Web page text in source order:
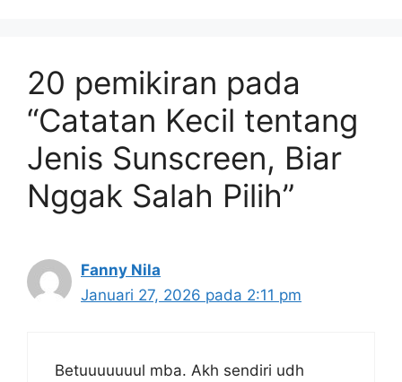
20 pemikiran pada
“Catatan Kecil tentang
Jenis Sunscreen, Biar
Nggak Salah Pilih”
Fanny Nila
Januari 27, 2026 pada 2:11 pm
Betuuuuuuul mba. Akh sendiri udh